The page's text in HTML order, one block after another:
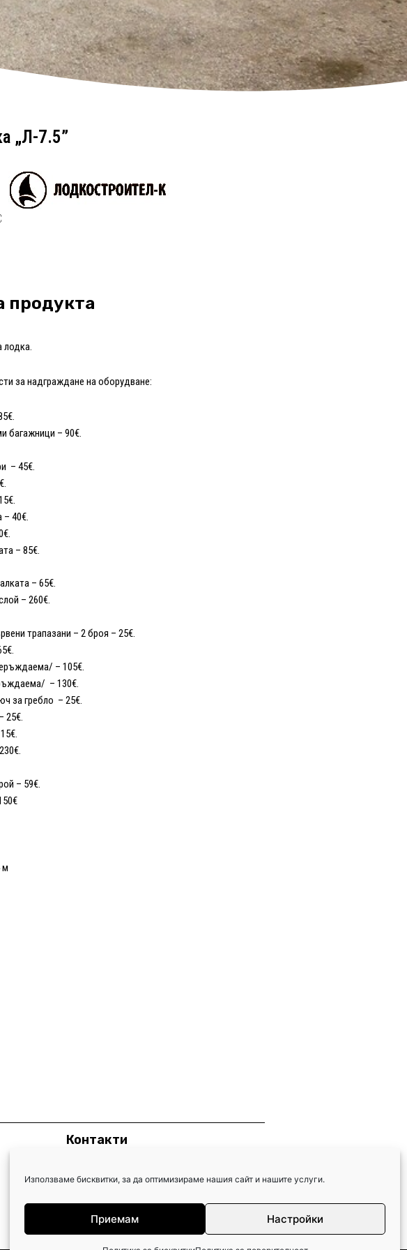
Използваме бисквитки, за да оптимизираме нашия сайт и нашите услуги.
Приемам Настройки
„Л-7.5”
продукта
за надграждане на оборудване:
багажници – 90€.
– 45€.
40€.
– 85€.
– 65€.
– 260€.
трапазани – 2 броя – 25€.
– 105€.
– 130€.
за гребло – 25€.
25€.
– 59€.
м
Контакти
+359 885 808 734
България гр. Тутракан, ул. Крайбрежна 78